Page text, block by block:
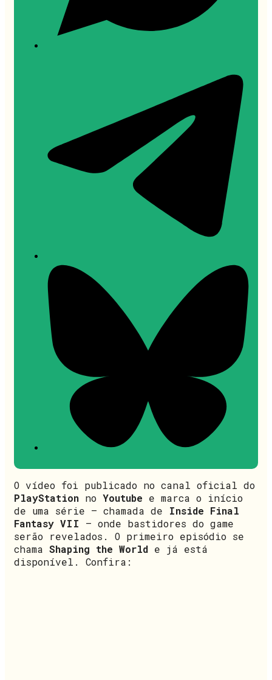
O vídeo foi publicado no canal oficial do
PlayStation no Youtube e marca o início
de uma série – chamada de Inside Final
Fantasy VII – onde bastidores do game
serão revelados. O primeiro episódio se
chama Shaping the World e já está
disponível. Confira: